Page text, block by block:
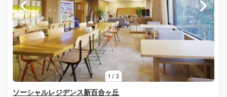
1 / 3
ソーシャルレジデンス新百合ヶ丘